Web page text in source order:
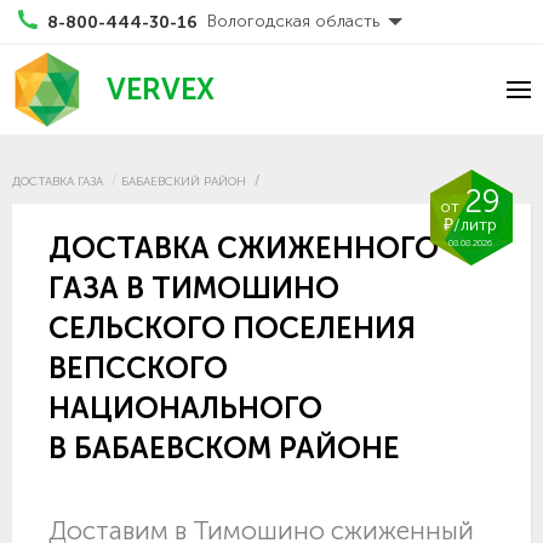
8-800-444-30-16 Вологодская область
VERVEX
ДОСТАВКА ГАЗА БАБАЕВСКИЙ РАЙОН
от29
₽/литр
08.08.2026
ДОСТАВКА СЖИЖЕННОГО
ГАЗА В ТИМОШИНО
СЕЛЬСКОГО ПОСЕЛЕНИЯ
ВЕПССКОГО
НАЦИОНАЛЬНОГО
В БАБАЕВСКОМ РАЙОНЕ
Доставим в Тимошино сжиженный